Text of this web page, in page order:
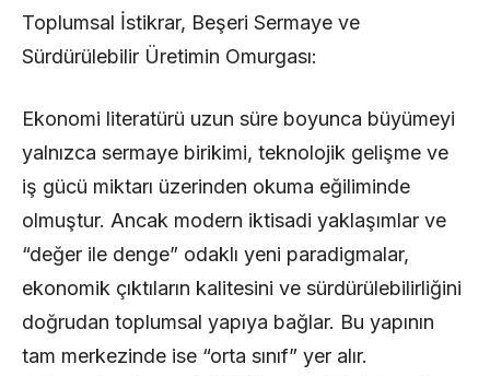
Toplumsal İstikrar, Beşeri Sermaye ve
Sürdürülebilir Üretimin Omurgası:
Ekonomi literatürü uzun süre boyunca büyümeyi
yalnızca sermaye birikimi, teknolojik gelişme ve
iş gücü miktarı üzerinden okuma eğiliminde
olmuştur. Ancak modern iktisadi yaklaşımlar ve
“değer ile denge” odaklı yeni paradigmalar,
ekonomik çıktıların kalitesini ve sürdürülebilirliğini
doğrudan toplumsal yapıya bağlar. Bu yapının
tam merkezinde ise “orta sınıf” yer alır.